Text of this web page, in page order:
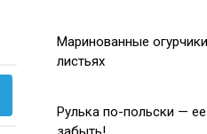
Маринованные
листьях
Рулька по-польски —